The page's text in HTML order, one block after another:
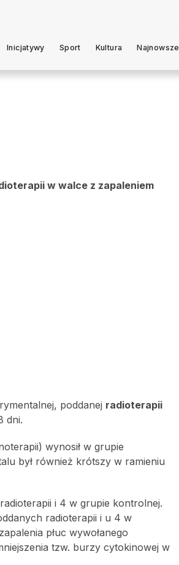
Inicjatywy Sport Kultura Najnowsze
w walce z zapaleniem
poddanej radioterapii
dni.
wynosił w grupie
był również krótszy w ramieniu
i 4 w grupie kontrolnej.
radioterapii i u 4 w
płuc wywołanego
tzw. burzy cytokinowej w